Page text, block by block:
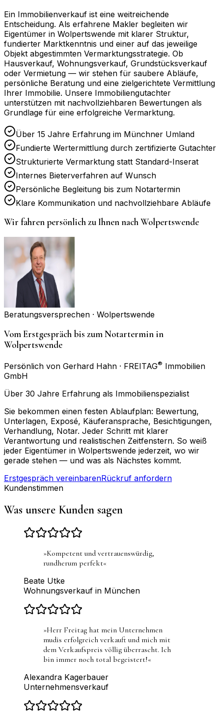
Ein Immobilienverkauf ist eine weitreichende
Entscheidung. Als erfahrene Makler begleiten wir
Eigentümer in Wolpertswende mit klarer Struktur,
fundierter Marktkenntnis und einer auf das jeweilige
Objekt abgestimmten Vermarktungsstrategie. Ob
Hausverkauf, Wohnungsverkauf, Grundstücksverkauf
oder Vermietung — wir stehen für saubere Abläufe,
persönliche Beratung und eine zielgerichtete Vermittlung
Ihrer Immobilie. Unsere Immobiliengutachter
unterstützen mit nachvollziehbaren Bewertungen als
Grundlage für eine erfolgreiche Vermarktung.
Über 15 Jahre Erfahrung im Münchner Umland
Fundierte Wertermittlung durch zertifizierte Gutachter
Strukturierte Vermarktung statt Standard-Inserat
Internes Bieterverfahren auf Wunsch
Persönliche Begleitung bis zum Notartermin
Klare Kommunikation und nachvollziehbare Abläufe
Wir fahren persönlich zu Ihnen nachWolpertswende
Beratungsversprechen · Wolpertswende
Vom Erstgespräch bis zum Notartermin in
Wolpertswende
Persönlich von Gerhard Hahn · FREITAG® Immobilien
GmbH
Über 30 Jahre Erfahrung als Immobilienspezialist
Sie bekommen einen festen Ablaufplan: Bewertung,
Unterlagen, Exposé, Käuferansprache, Besichtigungen,
Verhandlung, Notar. Jeder Schritt mit klarer
Verantwortung und realistischen Zeitfenstern. So weiß
jeder Eigentümer in Wolpertswende jederzeit, wo wir
gerade stehen — und was als Nächstes kommt.
Erstgespräch vereinbarenRückruf anfordern
Kundenstimmen
Was unsere Kunden sagen
»Kompetent und vertrauenswürdig,
rundherum perfekt«
Beate Utke
Wohnungsverkauf in München
»Herr Freitag hat mein Unternehmen
mudis erfolgreich verkauft und mich mit
dem Verkaufspreis völlig überrascht. Ich
bin immer noch total begeistert!«
Alexandra Kagerbauer
Unternehmensverkauf